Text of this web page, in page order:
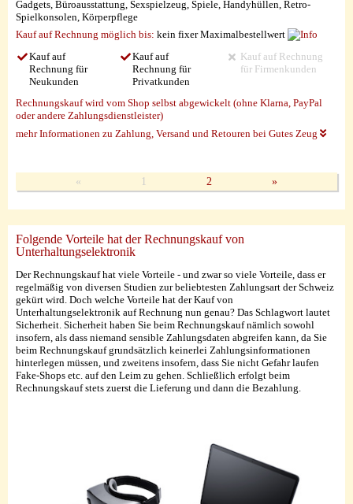
Gadgets, Büroausstattung, Sexspielzeug, Spiele, Handyhüllen, Retro-
Spielkonsolen, Körperpflege
Kauf auf Rechnung möglich bis: kein fixer Maximalbestellwert
Kauf auf
Rechnung für
Neukunden
Kauf auf
Rechnung für
Privatkunden
Kauf auf Rechnung
für Firmenkunden
Rechnungskauf wird vom Shop selbst abgewickelt (ohne Klarna, PayPal
oder andere Zahlungsdienstleister)
mehr Informationen zu Zahlung, Versand und Retouren bei Gutes Zeug
« 1 2 »
Folgende Vorteile hat der Rechnungskauf von
Unterhaltungselektronik
Der Rechnungskauf hat viele Vorteile - und zwar so viele Vorteile, dass er
regelmäßig von diversen Studien zur beliebtesten Zahlungsart der Schweiz
gekürt wird. Doch welche Vorteile hat der Kauf von
Unterhaltungselektronik auf Rechnung nun genau? Das Schlagwort lautet
Sicherheit. Sicherheit haben Sie beim Rechnungskauf nämlich sowohl
insofern, als dass niemand sensible Zahlungsdaten abgreifen kann, da Sie
beim Rechnungskauf grundsätzlich keinerlei Zahlungsinformationen
hinterlegen müssen, und zweitens insofern, dass Sie nicht Gefahr laufen
Fake-Shops etc. auf den Leim zu gehen. Schließlich erfolgt beim
Rechnungskauf stets zuerst die Lieferung und dann die Bezahlung.